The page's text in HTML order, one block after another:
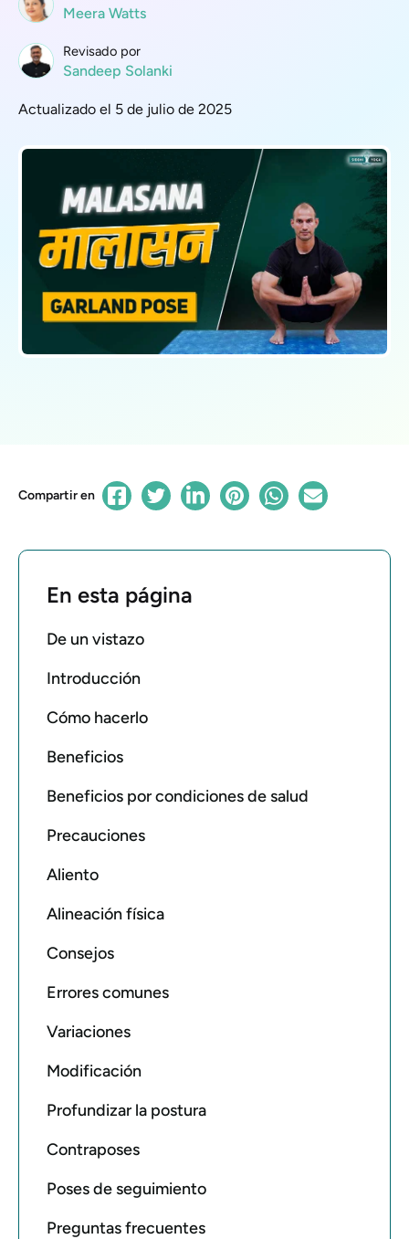
Meera Watts
Revisado por
Sandeep Solanki
Actualizado el 5 de julio de 2025
Compartir en
En esta página
De un vistazo
Introducción
Cómo hacerlo
Beneficios
Beneficios por condiciones de salud
Precauciones
Aliento
Alineación física
Consejos
Errores comunes
Variaciones
Modificación
Profundizar la postura
Contraposes
Poses de seguimiento
Preguntas frecuentes